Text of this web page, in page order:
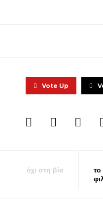
Vote Up
όχι στη βία
το